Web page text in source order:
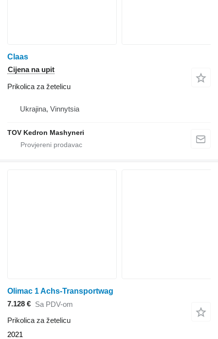
Claas
Cijena na upit
Prikolica za žetelicu
Ukrajina, Vinnytsia
TOV Kedron Mashyneri
Olimac 1 Achs-Transportwag
7.128 € Sa PDV-om
Prikolica za žetelicu
2021